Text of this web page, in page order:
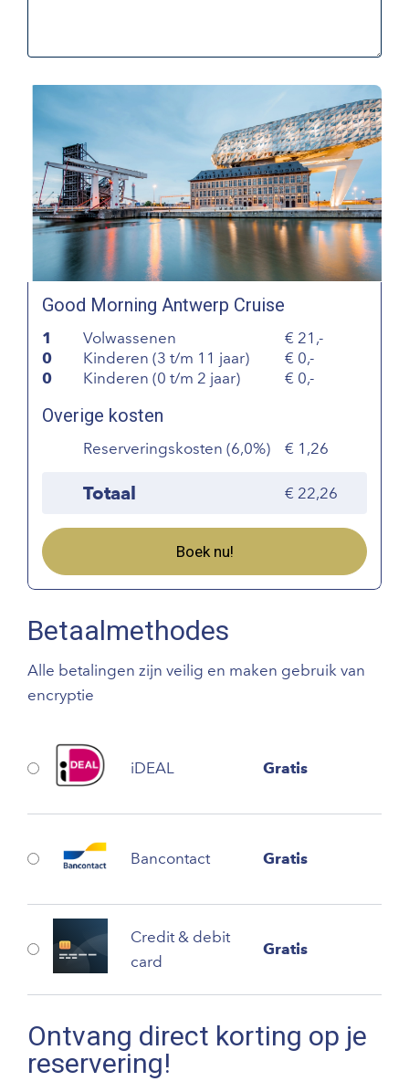
Good Morning Antwerp Cruise
1 Volwassenen
21,-
0
Kinderen (3 t/m 11 jaar)
0,-
0
Kinderen (0 t/m 2 jaar) 0,-
Overige kosten
Reserveringskosten (6,0%) 1,26
Totaal 22,26
Boek nu!
Betaalmethodes
Alle betalingen zijn veilig en maken gebruik van
encryptie
iDEAL Gratis
Bancontact Gratis
Credit & debit
card
Gratis
Ontvang direct korting op je
reservering!